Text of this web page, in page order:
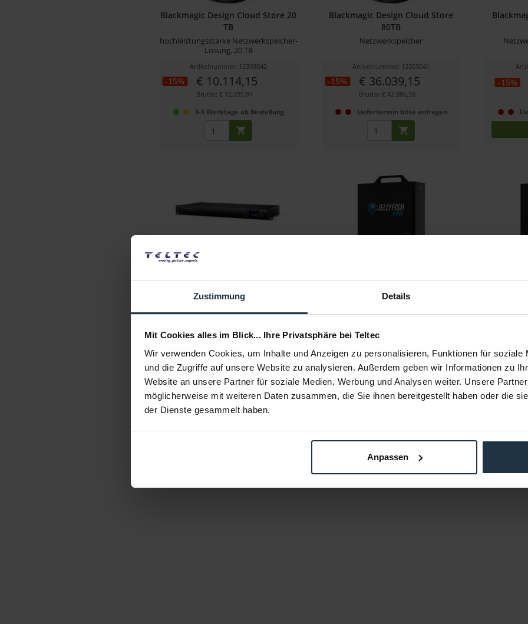
Zustimmung Details
Mit Cookies alles im Blick... Ihre Privatsphäre bei Teltec
Wir verwenden Cookies, um Inhalte und Anzeigen zu personalisieren, Funktionen für soziale
und die Zugriffe auf unsere Website zu analysieren. Außerdem geben wir Informationen zu
Website an unsere Partner für soziale Medien, Werbung und Analysen weiter. Unsere
möglicherweise mit weiteren Daten zusammen, die Sie ihnen bereitgestellt haben oder die
der Dienste gesammelt haben.
Anpassen
Blackmagic Design Cloud Store 20
TB
hochleistungsstarke Netzwerkspeicher-
Lösung, 20 TB
Artikelnummer: 12303042
-15% € 10.114,15
Brutto: € 12.035,84
3-5 Werktage ab Bestellung
Blackmagic Design Cloud Store
80TB
Netzwerkspeicher
Artikelnummer: 12303041
-15% € 36.039,15
Brutto: € 42.886,59
Liefertermin bitte anfragen
-15%
Blackmagic Design Cloud Store
48 TB Netzwerkspeicher
€ 15.897,15
Brutto: € 18.917,61
3-5 Werktage ab Bestellung
Shared Storage Server mit 16TB
Anfrage
Liefertermin bitte anfragen
Details
Shared